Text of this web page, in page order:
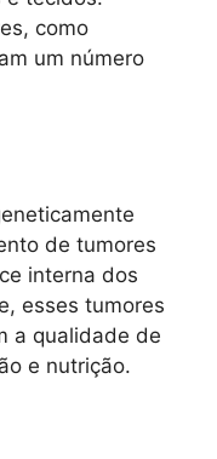
como
um número
de tumores
interna dos
esses tumores
a qualidade de
e nutrição.